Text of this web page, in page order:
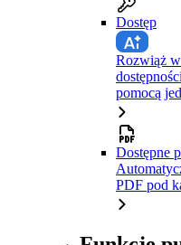
Dostęp
Rozwiąż
pomocą
Dostępne
PDF pod